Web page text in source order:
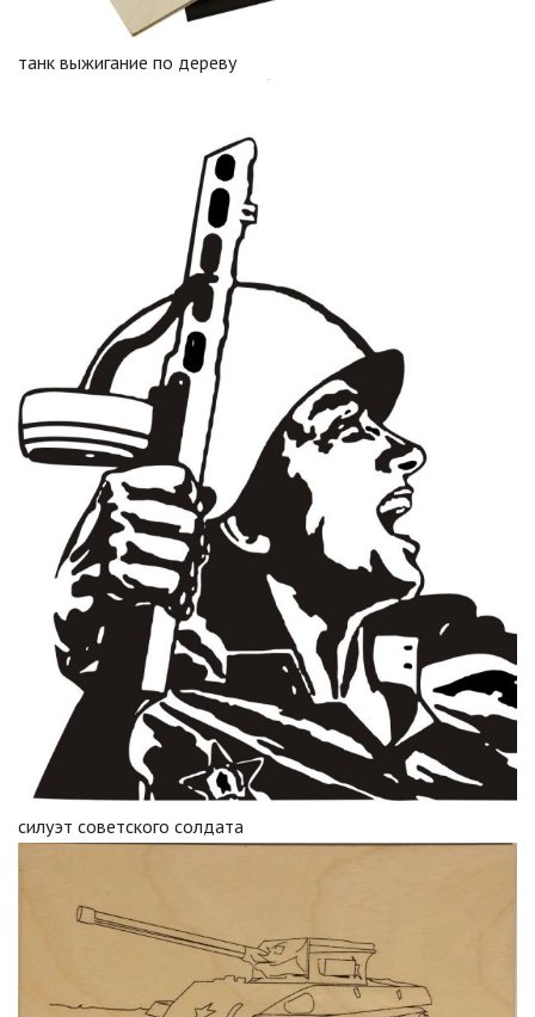
танк выжигание по дереву
силуэт советского солдата